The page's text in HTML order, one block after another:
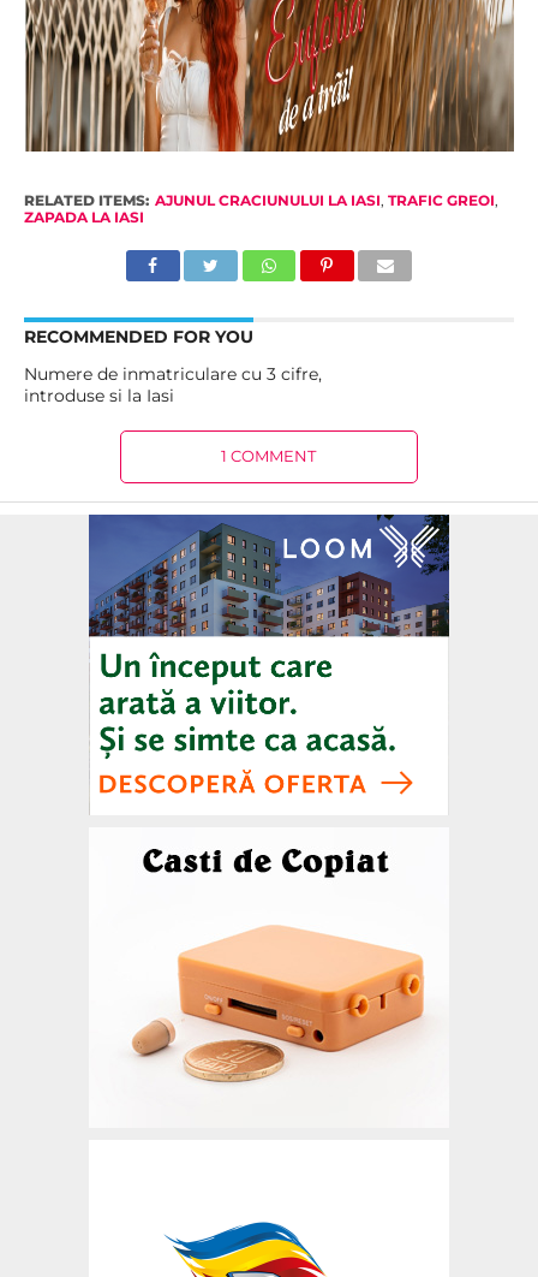
RELATED ITEMS: AJUNUL CRACIUNULUI LA IASI, TRAFIC GREOI,
ZAPADA LA IASI
RECOMMENDED FOR YOU
Numere de inmatriculare cu 3 cifre,
introduse si la Iasi
1 COMMENT